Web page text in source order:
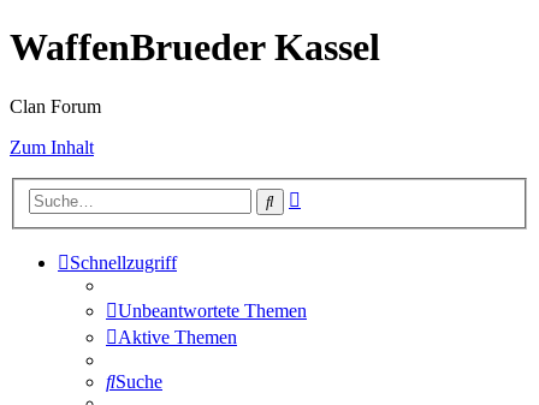
WaffenBrueder Kassel
Clan Forum
Zum Inhalt
Suche
Schnellzugriff
Unbeantwortete Themen
Aktive Themen
Suche